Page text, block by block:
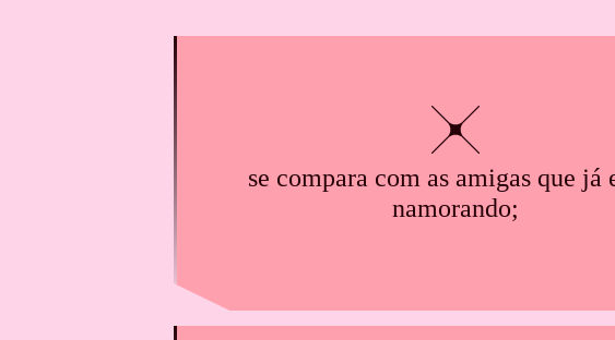
se compara com as amigas que já
namorando;